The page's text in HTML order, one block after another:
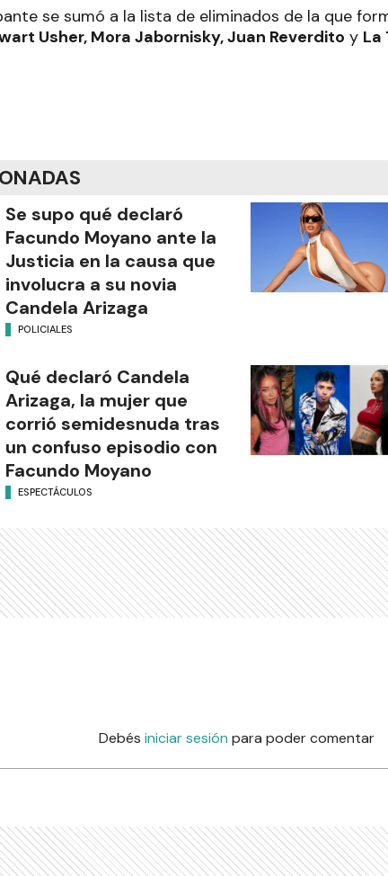
se sumó a la lista de eliminados de la que
Usher, Mora Jabornisky, Juan Reverdito y La
Se supo qué declaró
Facundo Moyano ante la
Justicia en la causa que
involucra a su novia
Candela Arizaga
POLICIALES
Qué declaró Candela
Arizaga, la mujer que
corrió semidesnuda tras
un confuso episodio con
Facundo Moyano
ESPECTÁCULOS
Debés iniciar sesión para poder comentar